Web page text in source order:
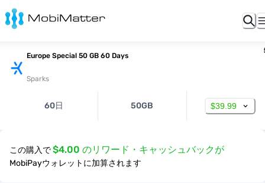
Europe Special 50 GB 60 Days
Sparks
60日 50GB $39.99
この購入で$4.00 のリワード・キャッシュバックが
MobiPayウォレットに加算されます